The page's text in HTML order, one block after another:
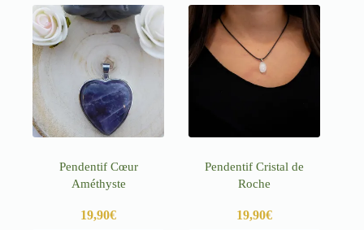
Pendentif Cœur
Améthyste
19,90€
Pendentif Cristal de
Roche
19,90€